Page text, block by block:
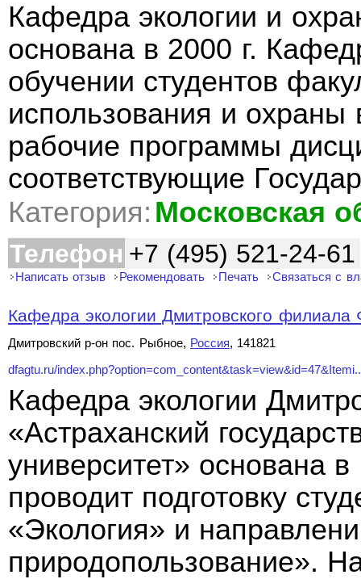
Кафедра экологии и
основана в 2000 г.
обучении студентов
использования и охраны
рабочие программы
соответствующие
Категория: Московская
Телефон +7 (495) 521-24-61
Написать отзыв Рекомендовать Печать Связаться с
Кафедра экологии Дмитровского
Дмитровский р-он пос. Рыбное, Россия, 141821
dfagtu.ru/
Кафедра экологии
«Астраханский
университет» основана
проводит подготовку
«Экология» и
природопользование».